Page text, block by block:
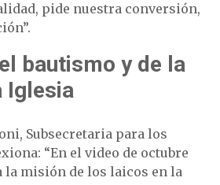
pide nuestra conversión,
bautismo y de la
Iglesia
Subsecretaria para los
“En el video de octubre
la misión de los laicos en la